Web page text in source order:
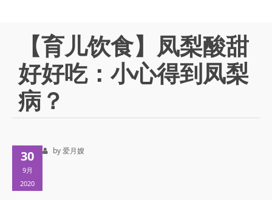
【育儿饮食】凤梨酸甜
好好吃：小心得到凤梨
病？
30
9月
2020
by 爱月嫂